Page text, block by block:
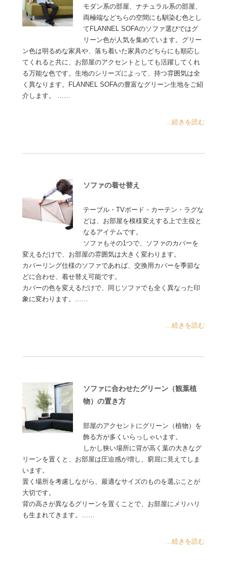
モダン系の部屋、ナチュラル系の部屋、
両極端などちらの空間にも馴染む色とし
てFLANNEL SOFAのソファ選びではグ
リーン色が人気を集めています。グリー
ン色は明るめな家具や、落ち着いた家具のどちらにも順応し
てくれると共に、お部屋のアクセントとしても活躍してくれ
る万能な色です。生地のシリーズによって、持つ雰囲気は全
く異なります。FLANNEL SOFAの豊富なグリーン生地をご紹
介します。 ……
...続きを読む
ソファの着せ替え
テーブル・TVボード・カーテン・ラグな
どは、お部屋を模様変えする上で主役と
なるアイテムです。
ソファもその1つで、ソファのカバーを
変えるだけで、お部屋の雰囲気は大きく変わります。
カバーリング仕様のソファであれば、交換用カバーを季節な
どに合わせ、着せ替え可能です。
カバーの色を変えるだけで、同じソファでも全く異なった印
象に変わります。……
...続きを読む
ソファに合わせたグリーン（観葉植
物）の置き方
部屋のアクセントにグリーン（植物）を
飾る方が多くいらっしゃいます。
しかし狭い場所に背が高く葉の大きなグ
リーンを置くと、お部屋は圧迫感が増し、窮屈に見えてしま
います。
置く場所を考慮しながら、最適なサイズのものを選ぶことが
大切です。
背の高さが異なるグリーンを置くことで、お部屋にメリハリ
も生まれてきます。……
...続きを読む